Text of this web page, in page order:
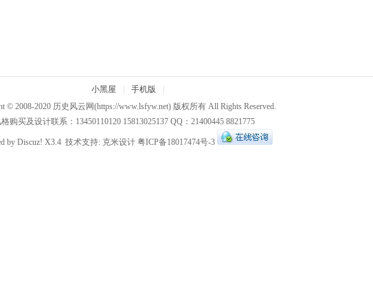
小黑屋 手机版
© 2008-2020 历史风云网(https://www.lsfyw.net) 版权所有 All Rights Reserved.
格购买及设计联系：13450110120 15813025137 QQ：21400445 8821775
by Discuz! X3.4 技术支持: 克米设计 粤ICP备18017474号-3